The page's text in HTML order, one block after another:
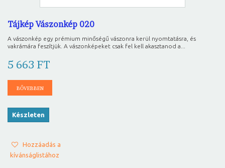
Tájkép Vászonkép 020
A vászonkép egy prémium minőségű vászonra kerül nyomtatásra, és
vakrámára feszítjük. A vászonképeket csak fel kell akasztanod a...
5 663 FT
BŐVEBBEN
Készleten
Hozzáadás a
kívánságlistához